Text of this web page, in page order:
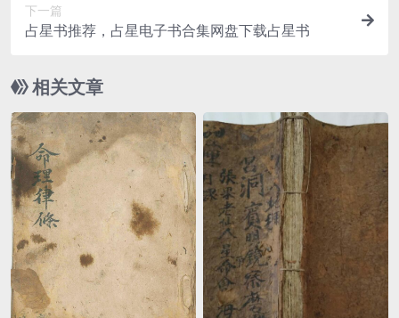
下一篇
占星书推荐，占星电子书合集网盘下载占星书
相关文章